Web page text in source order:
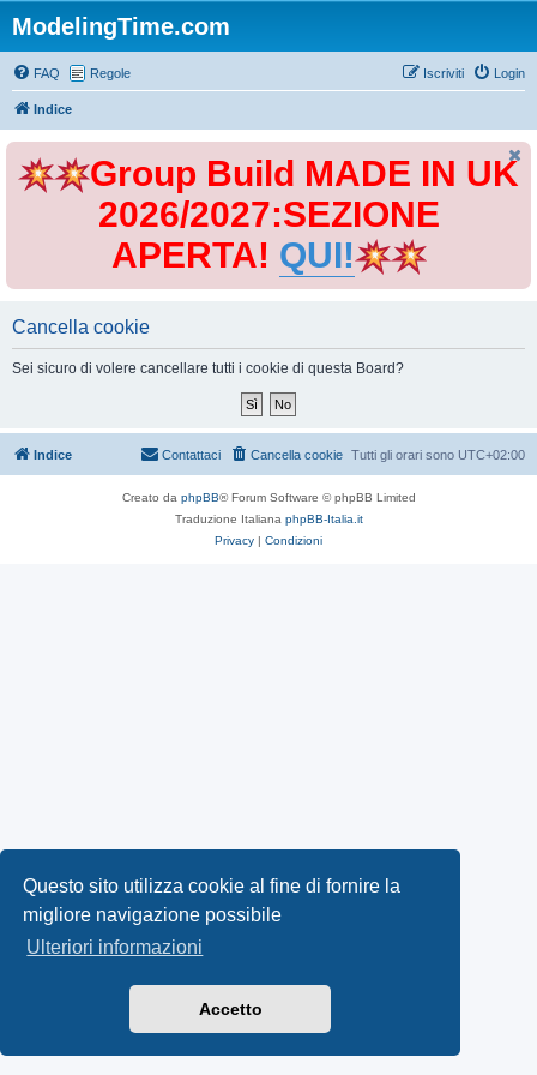
Questo sito utilizza cookie al fine di fornire la
migliore navigazione possibile
Ulteriori informazioni
Accetto
ModelingTime.com
FAQ Regole Login
Iscriviti
Indice
Group Build MADE IN UK
2026/2027:SEZIONE
APERTA! QUI!
Cancella cookie
Sei sicuro di volere cancellare tutti i cookie di questa Board?
Indice Tutti gli orari sono UTC+02:00
Cancella cookie
Contattaci
Creato da phpBB® Forum Software © phpBB Limited
Traduzione Italiana phpBB-Italia.it
Privacy | Condizioni